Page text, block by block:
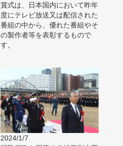
賞式は、日本国内において昨年
度にテレビ放送又は配信された
番組の中から、優れた番組やそ
の製作者等を表彰するもので
す。
2024/1/7